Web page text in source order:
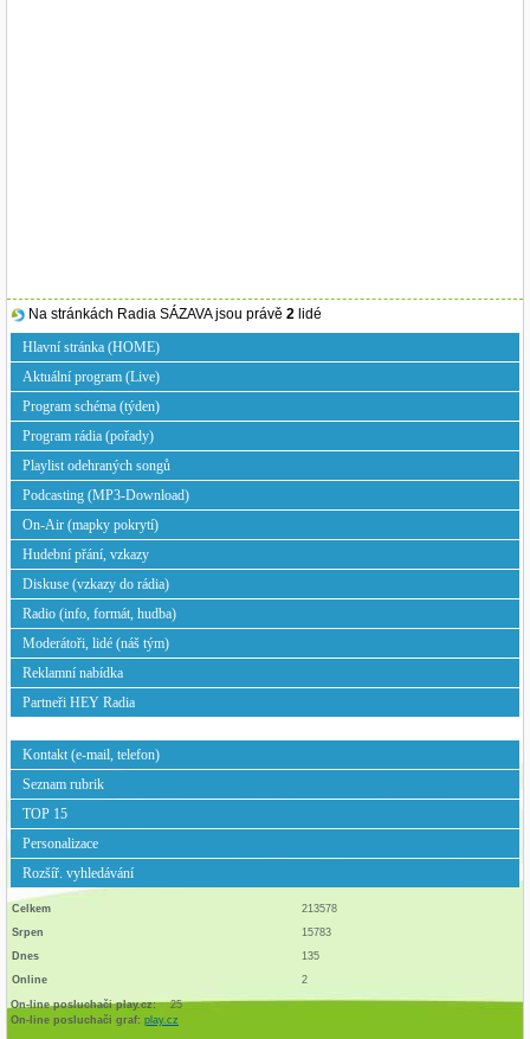
Na stránkách Radia SÁZAVA jsou právě 2 lidé
Hlavní stránka (HOME)
Aktuální program (Live)
Program schéma (týden)
Program rádia (pořady)
Playlist odehraných songů
Podcasting (MP3-Download)
On-Air (mapky pokrytí)
Hudební přání, vzkazy
Diskuse (vzkazy do rádia)
Radio (info, formát, hudba)
Moderátoři, lidé (náš tým)
Reklamní nabídka
Partneři HEY Radia
Kontakt (e-mail, telefon)
Seznam rubrik
TOP 15
Personalizace
Rozšíř. vyhledávání
Celkem
213578
Srpen
15783
Dnes
135
Online
2
On-line posluchači play.cz:
25
On-line posluchači graf: play.cz